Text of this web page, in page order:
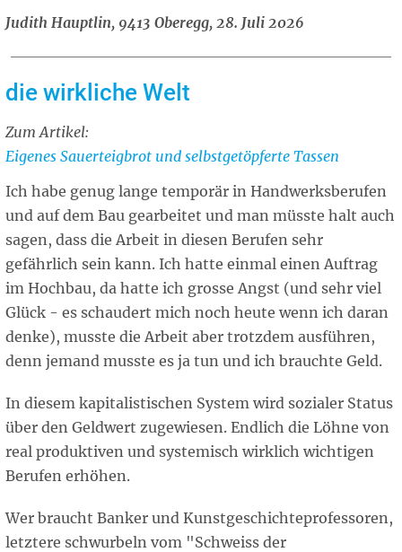
Judith Hauptlin, 9413 Oberegg, 28. Juli 2026
die wirkliche Welt
Zum Artikel:
Related
Eigenes Sauerteigbrot und selbstgetöpferte Tassen
Ich habe genug lange temporär in Handwerksberufen
und auf dem Bau gearbeitet und man müsste halt auch
sagen, dass die Arbeit in diesen Berufen sehr
gefährlich sein kann. Ich hatte einmal einen Auftrag
im Hochbau, da hatte ich grosse Angst (und sehr viel
Glück - es schaudert mich noch heute wenn ich daran
denke), musste die Arbeit aber trotzdem ausführen,
denn jemand musste es ja tun und ich brauchte Geld.
In diesem kapitalistischen System wird sozialer Status
über den Geldwert zugewiesen. Endlich die Löhne von
real produktiven und systemisch wirklich wichtigen
Berufen erhöhen.
Wer braucht Banker und Kunstgeschichteprofessoren,
letztere schwurbeln vom "Schweiss der